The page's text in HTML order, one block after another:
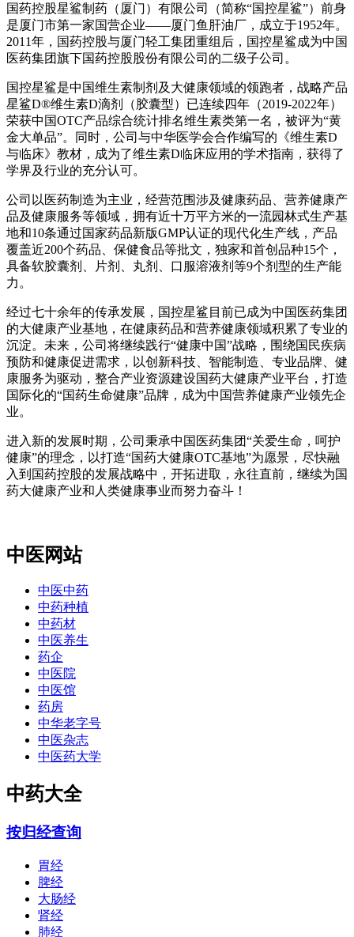
国药控股星鲨制药（厦门）有限公司（简称“国控星鲨”）前身
是厦门市第一家国营企业——厦门鱼肝油厂，成立于1952年。
2011年，国药控股与厦门轻工集团重组后，国控星鲨成为中国
医药集团旗下国药控股股份有限公司的二级子公司。
国控星鲨是中国维生素制剂及大健康领域的领跑者，战略产品
星鲨D®维生素D滴剂（胶囊型）已连续四年（2019-2022年）
荣获中国OTC产品综合统计排名维生素类第一名，被评为“黄
金大单品”。同时，公司与中华医学会合作编写的《维生素D
与临床》教材，成为了维生素D临床应用的学术指南，获得了
学界及行业的充分认可。
公司以医药制造为主业，经营范围涉及健康药品、营养健康产
品及健康服务等领域，拥有近十万平方米的一流园林式生产基
地和10条通过国家药品新版GMP认证的现代化生产线，产品
覆盖近200个药品、保健食品等批文，独家和首创品种15个，
具备软胶囊剂、片剂、丸剂、口服溶液剂等9个剂型的生产能
力。
经过七十余年的传承发展，国控星鲨目前已成为中国医药集团
的大健康产业基地，在健康药品和营养健康领域积累了专业的
沉淀。未来，公司将继续践行“健康中国”战略，围绕国民疾病
预防和健康促进需求，以创新科技、智能制造、专业品牌、健
康服务为驱动，整合产业资源建设国药大健康产业平台，打造
国际化的“国药生命健康”品牌，成为中国营养健康产业领先企
业。
进入新的发展时期，公司秉承中国医药集团“关爱生命，呵护
健康”的理念，以打造“国药大健康OTC基地”为愿景，尽快融
入到国药控股的发展战略中，开拓进取，永往直前，继续为国
药大健康产业和人类健康事业而努力奋斗！
中医网站
中医中药
中药种植
中药材
中医养生
药企
中医院
中医馆
药房
中华老字号
中医杂志
中医药大学
中药大全
按归经查询
胃经
脾经
大肠经
肾经
肺经